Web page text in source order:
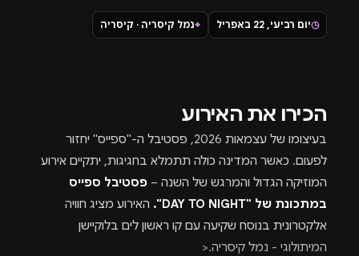
בעצמאות 2026.
◷יום רביעי, 22 באפריל ⌖נמל קיסריה · קיסריה
הכירו את האירוע
בעיצומו של עצמאות 2026, פסטיבל ה-"ספייס" יחזור
לפעום. כאשר המדינה כולה תתמלא בחגיגות, יתקיים אירוע
המוזיקה הגדול והמרגש של השנה – פסטיבל ספייס
במתכונת של "DAY TO NIGHT".
האירוע מציג חוויה
אלקטרונית בנוסח שקיעה עם קו ראשון לים בלוקיישן
המיתולוגי - נמל קיסריה.<